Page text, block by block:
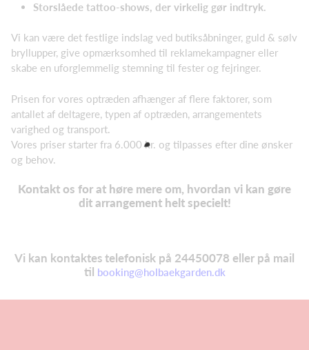
Storslåede tattoo-shows, der virkelig gør indtryk.
Vi kan være det festlige indslag ved butiksåbninger, guld & sølv
bryllupper, give opmærksomhed til reklamekampagner eller
skabe en uforglemmelig stemning til fester og fejringer.
Prisen for vores optræden afhænger af flere faktorer, som
antallet af deltagere, typen af optræden, arrangementets
varighed og transport.
Vores priser starter fra 6.000 kr. og tilpasses efter dine ønsker
og behov.
Kontakt os for at høre mere om, hvordan vi kan gøre
dit arrangement helt specielt!
Vi kan kontaktes telefonisk på 24450078 eller på mail
til booking@holbaekgarden.dk